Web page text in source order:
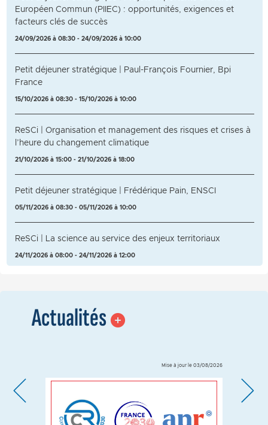
Européen Commun (PIIEC) : opportunités, exigences et
facteurs clés de succès
24/09/2026 à 08:30 - 24/09/2026 à 10:00
Petit déjeuner stratégique | Paul-François Fournier, Bpi
France
15/10/2026 à 08:30 - 15/10/2026 à 10:00
ReSCi | Organisation et management des risques et crises à
l’heure du changement climatique
21/10/2026 à 15:00 - 21/10/2026 à 18:00
Petit déjeuner stratégique | Frédérique Pain, ENSCI
05/11/2026 à 08:30 - 05/11/2026 à 10:00
ReSCi | La science au service des enjeux territoriaux
24/11/2026 à 08:00 - 24/11/2026 à 12:00
Actualités
Mise à jour le 03/08/2026